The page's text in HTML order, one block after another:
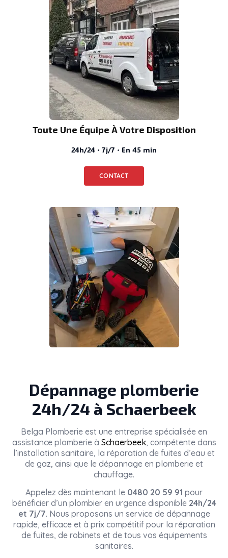
Toute Une Équipe À Votre Disposition
24h/24 · 7j/7 · En 45 min
CONTACT
Dépannage plomberie
24h/24 à Schaerbeek
Belga Plomberie est une entreprise spécialisée en
assistance plomberie à Schaerbeek, compétente dans
l’installation sanitaire, la réparation de fuites d’eau et
de gaz, ainsi que le dépannage en plomberie et
chauffage.
Appelez dès maintenant le 0480 20 59 91 pour
bénéficier d’un plombier en urgence disponible 24h/24
et 7j/7. Nous proposons un service de dépannage
rapide, efficace et à prix compétitif pour la réparation
de fuites, de robinets et de tous vos équipements
sanitaires.